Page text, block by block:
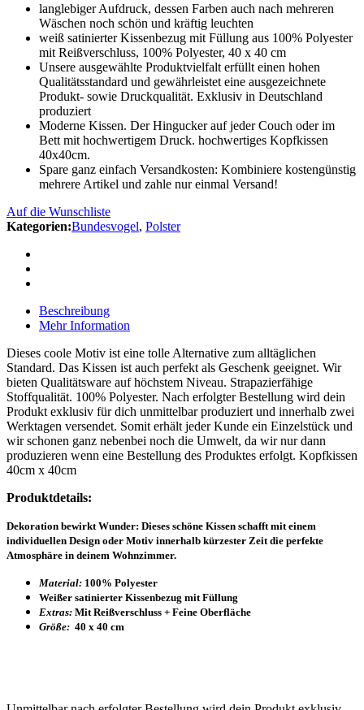
langlebiger Aufdruck, dessen Farben auch nach mehreren
Wäschen noch schön und kräftig leuchten
weiß satinierter Kissenbezug mit Füllung aus 100% Polyester
mit Reißverschluss, 100% Polyester, 40 x 40 cm
Unsere ausgewählte Produktvielfalt erfüllt einen hohen
Qualitätsstandard und gewährleistet eine ausgezeichnete
Produkt- sowie Druckqualität. Exklusiv in Deutschland
produziert
Moderne Kissen. Der Hingucker auf jeder Couch oder im
Bett mit hochwertigem Druck. hochwertiges Kopfkissen
40x40cm.
Spare ganz einfach Versandkosten: Kombiniere kostengünstig
mehrere Artikel und zahle nur einmal Versand!
Auf die Wunschliste
Kategorien:Bundesvogel, Polster
Beschreibung
Mehr Information
Dieses coole Motiv ist eine tolle Alternative zum alltäglichen
Standard. Das Kissen ist auch perfekt als Geschenk geeignet. Wir
bieten Qualitätsware auf höchstem Niveau. Strapazierfähige
Stoffqualität. 100% Polyester. Nach erfolgter Bestellung wird dein
Produkt exklusiv für dich unmittelbar produziert und innerhalb zwei
Werktagen versendet. Somit erhält jeder Kunde ein Einzelstück und
wir schonen ganz nebenbei noch die Umwelt, da wir nur dann
produzieren wenn eine Bestellung des Produktes erfolgt. Kopfkissen
40cm x 40cm
Produktdetails:
Dekoration bewirkt Wunder: Dieses schöne Kissen schafft mit einem
individuellen Design oder Motiv innerhalb kürzester Zeit die perfekte
Atmosphäre in deinem Wohnzimmer.
Material: 100% Polyester
Weißer satinierter Kissenbezug mit Füllung
Extras: Mit Reißverschluss + Feine Oberfläche
Größe: 40 x 40 cm